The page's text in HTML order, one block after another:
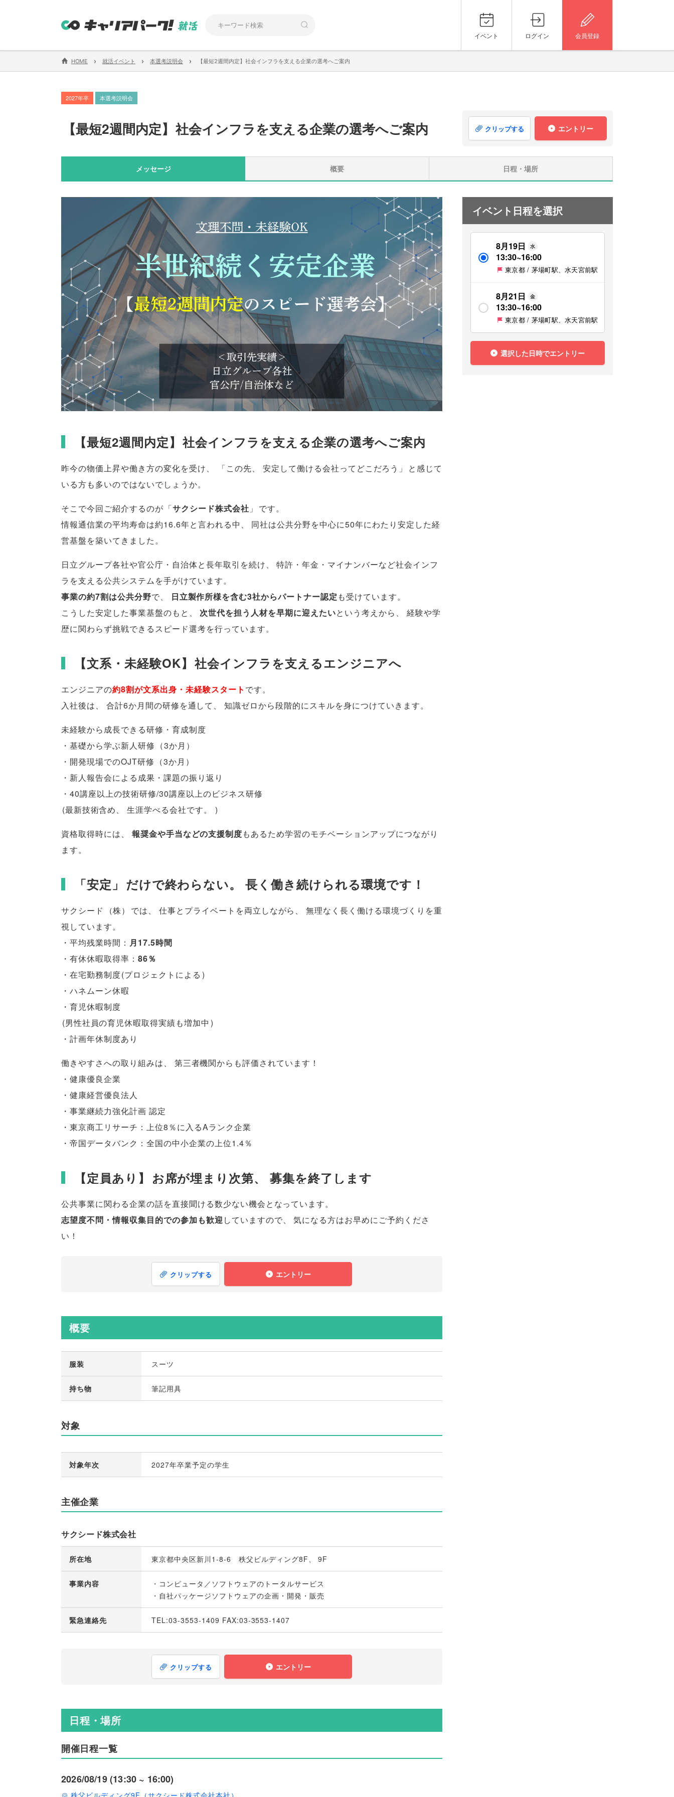
イベント ログイン 会員登録
HOME › 就活イベント › 本選考説明会 › 【最短2週間内定】社会インフラを支える企業の選考へご案内
2027年卒 本選考説明会
【最短2週間内定】 社会インフラを支える企業の選考へご案内 クリップする エントリー
メッセージ 概要 日程・場所
【最短2週間内定】 社会インフラを支える企業の選考へご案内
昨今の物価上昇や働き方の変化を受け 「この先 安定して働ける会社ってどこだろう 」
と感じて
いる方も多いのではないでしょうか。
そこで今回ご紹介するのが 「サクシード株式会社 」 です。
情報通信業の平均寿命は約16.6年と言われる中
同社は公共分野を中心に50年にわたり安定した経
営基盤を築いてきました 。
日立グループ各社や官公庁・自治体と長年取引を続け
特許・年金・マイナンバーなど社会インフ
ラを支える公共システムを手がけています。
事業の約7割は公共分野で 日立製作所様を含む3社からパートナー認定 も受けています。
こうした安定した事業基盤のもと
次世代を担う人材を早期に迎えたいという考えから
経験や学
歴に関わらず挑戦できるスピード選考を行っています。
【文系・未経験OK】 社会インフラを支えるエンジニアへ
エンジニアの約8割が文系出身・未経験スタート です。
入社後は、 合計6か月間の研修を通して 、 知識ゼロから段階的にスキルを身につけていきます。
未経験から成長できる研修・育成制度
・基礎から学ぶ新人研修 （3か月 ）
・開発現場でのOJT研修 （3か月 ）
・新人報告会による成果・課題の振り返り
・40講座以上の技術研修/30講座以上のビジネス研修
(最新技術含め、 生涯学べる会社です。 )
資格取得時には、 報奨金や手当などの支援制度もあるため学習のモチベーションアップにつながり
ます。
「安定 」 だけで終わらない。 長く働き続けられる環境です！
サクシード （株） では、 仕事とプライベートを両立しながら 、
無理なく長く働ける環境づくりを重
視しています。
・平均残業時間： 月17.5時間
・有休休暇取得率： 86％
・在宅勤務制度(プロジェクトによる )
・ハネムーン休暇
・育児休暇制度
(男性社員の育児休暇取得実績も増加中 )
・計画年休制度あり
働きやすさへの取り組みは、
第三者機関からも評価されています！
・健康優良企業
・健康経営優良法人
・事業継続力強化計画 認定
・東京商工リサーチ：上位8％に入るAランク企業
・帝国データバンク：全国の中小企業の上位1.4％
【定員あり 】 お席が埋まり次第、 募集を終了します
公共事業に関わる企業の話を直接聞ける数少ない機会となっています。
志望度不問・情報収集目的での参加も歓迎していますので、
気になる方はお早めにご予約くださ
い！
クリップする エントリー
概要
服装 スーツ
持ち物 筆記用具
対象
対象年次 2027年卒業予定の学生
主催企業
サクシード株式会社
所在地 東京都中央区新川1-8-6 秩父ビルディング8F、 9F
事業内容
・コンピュータ／ソフトウェアのトータルサービス
・自社パッケージソフトウェアの企画・開発・販売
緊急連絡先 TEL:03-3553-1409 FAX:03-3553-1407
クリップする エントリー
日程・場所
開催日程一覧
2026/08/19 (13:30 ~ 16:00)
イベント日程を選択
8月19日 水
13:30~16:00
東京都 / 茅場町駅、水天宮前駅
8月21日 金
13:30~16:00
東京都 / 茅場町駅、水天宮前駅
選択した日時でエントリー